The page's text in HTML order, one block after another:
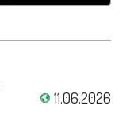
11.06.2026